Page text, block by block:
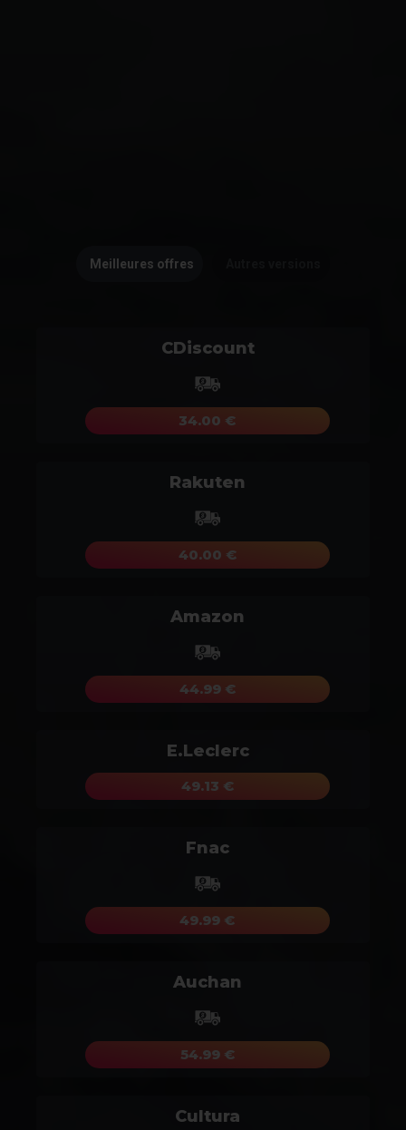
Meilleures offres
CDiscount
34.00 €
Rakuten
40.00 €
Amazon
44.99 €
E.Leclerc
49.13 €
Fnac
49.99 €
Auchan
54.99 €
Cultura